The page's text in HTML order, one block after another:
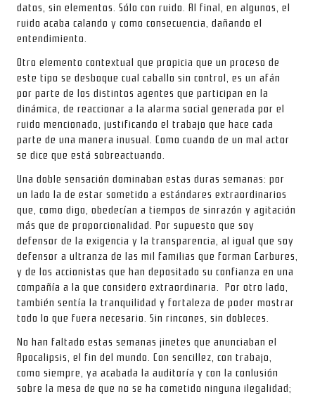
datos, sin elementos. Sólo con ruido. Al final, en algunos, el
ruido acaba calando y como consecuencia, dañando el
entendimiento.
Otro elemento contextual que propicia que un proceso de
este tipo se desboque cual caballo sin control, es un afán
por parte de los distintos agentes que participan en la
dinámica, de reaccionar a la alarma social generada por el
ruido mencionado, justificando el trabajo que hace cada
parte de una manera inusual. Como cuando de un mal actor
se dice que está sobreactuando.
Una doble sensación dominaban estas duras semanas: por
un lado la de estar sometido a estándares extraordinarios
que, como digo, obedecían a tiempos de sinrazón y agitación
más que de proporcionalidad. Por supuesto que soy
defensor de la exigencia y la transparencia, al igual que soy
defensor a ultranza de las mil familias que forman Carbures,
y de los accionistas que han depositado su confianza en una
compañía a la que considero extraordinaria. Por otro lado,
también sentía la tranquilidad y fortaleza de poder mostrar
todo lo que fuera necesario. Sin rincones, sin dobleces.
No han faltado estas semanas jinetes que anunciaban el
Apocalipsis, el fin del mundo. Con sencillez, con trabajo,
como siempre, ya acabada la auditoría y con la conlusión
sobre la mesa de que no se ha cometido ninguna ilegalidad;